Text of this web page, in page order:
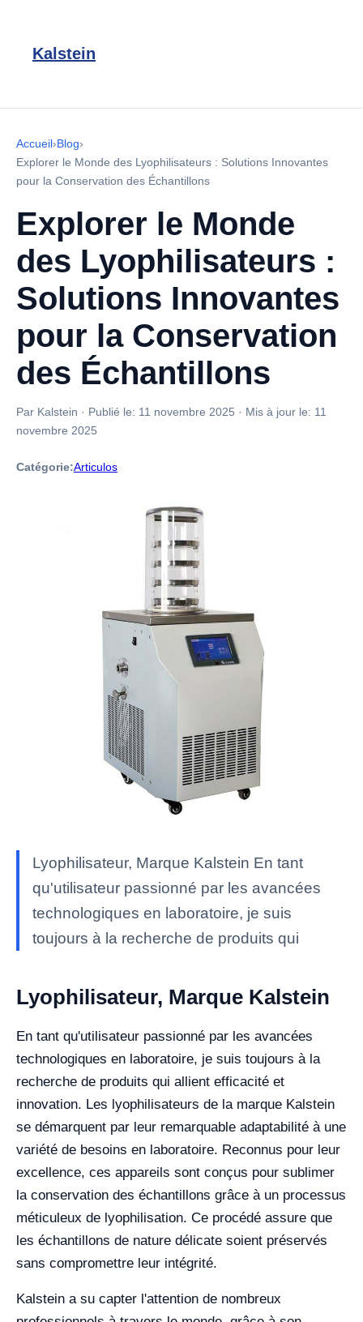
Kalstein
Accueil›Blog›
Explorer le Monde des Lyophilisateurs : Solutions Innovantes
pour la Conservation des Échantillons
Explorer le Monde
des Lyophilisateurs :
Solutions Innovantes
pour la Conservation
des Échantillons
Par Kalstein · Publié le: 11 novembre 2025 · Mis à jour le: 11
novembre 2025
Catégorie:Articulos
Lyophilisateur, Marque Kalstein En tant
qu'utilisateur passionné par les avancées
technologiques en laboratoire, je suis
toujours à la recherche de produits qui
Lyophilisateur, Marque Kalstein
En tant qu'utilisateur passionné par les avancées
technologiques en laboratoire, je suis toujours à la
recherche de produits qui allient efficacité et
innovation. Les lyophilisateurs de la marque Kalstein
se démarquent par leur remarquable adaptabilité à une
variété de besoins en laboratoire. Reconnus pour leur
excellence, ces appareils sont conçus pour sublimer
la conservation des échantillons grâce à un processus
méticuleux de lyophilisation. Ce procédé assure que
les échantillons de nature délicate soient préservés
sans compromettre leur intégrité.
Kalstein a su capter l'attention de nombreux